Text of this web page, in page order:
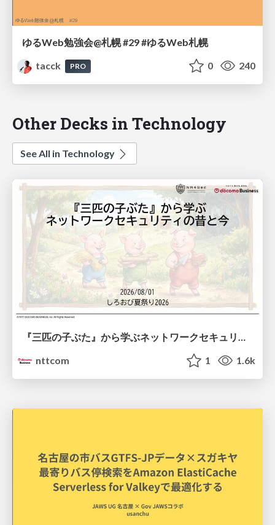
ゆるWeb勉強会@札幌 #29 #ゆるWeb札幌
tacck
PRO 0 240
Other Decks in Technology
See All in Technology
nttcom
1 1.6k